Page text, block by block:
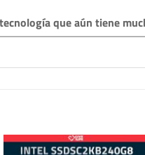
que aún tiene